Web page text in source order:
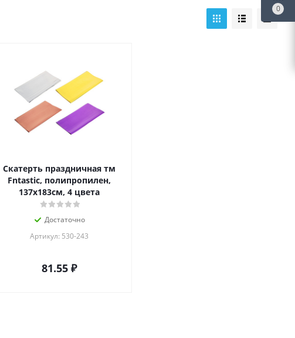
Скатерть праздничная тм
Fntastic, полипропилен,
137х183см, 4 цвета
Достаточно
Артикул: 530-243
81.55₽
0